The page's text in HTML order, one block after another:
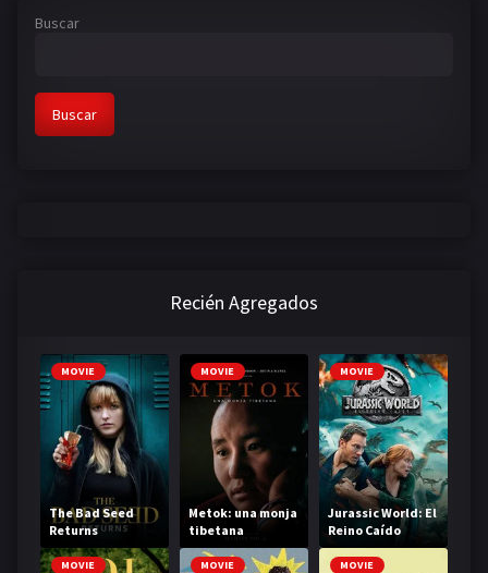
Buscar
Buscar
Recién Agregados
MOVIE
The Bad Seed
Returns
MOVIE
Metok: una monja
tibetana
MOVIE
Jurassic World: El
Reino Caído
MOVIE MOVIE MOVIE